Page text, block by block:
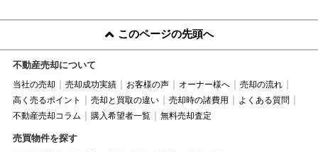
このページの先頭へ
不動産売却について
当社の売却 売却成功実績 お客様の声 オーナー様へ
売却の流れ
高く売るポイント
売却と買取の違い 売却時の諸費用
よくある質問
不動産売却コラム
購入希望者一覧 無料売却査定
売買物件を探す